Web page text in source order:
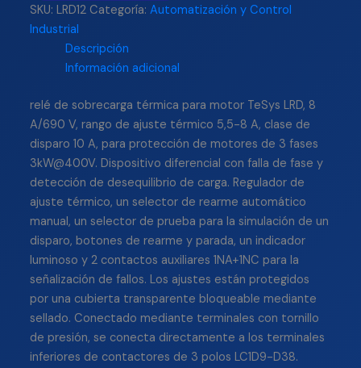
SKU:LRD12 Categoría:Automatización y Control
Industrial
Descripción
Información adicional
relé de sobrecarga térmica para motor TeSys LRD, 8
A/690 V, rango de ajuste térmico 5,5-8 A, clase de
disparo 10 A, para protección de motores de 3 fases
3kW@400V. Dispositivo diferencial con falla de fase y
detección de desequilibrio de carga. Regulador de
ajuste térmico, un selector de rearme automático
manual, un selector de prueba para la simulación de un
disparo, botones de rearme y parada, un indicador
luminoso y 2 contactos auxiliares 1NA+1NC para la
señalización de fallos. Los ajustes están protegidos
por una cubierta transparente bloqueable mediante
sellado. Conectado mediante terminales con tornillo
de presión, se conecta directamente a los terminales
inferiores de contactores de 3 polos LC1D9-D38.